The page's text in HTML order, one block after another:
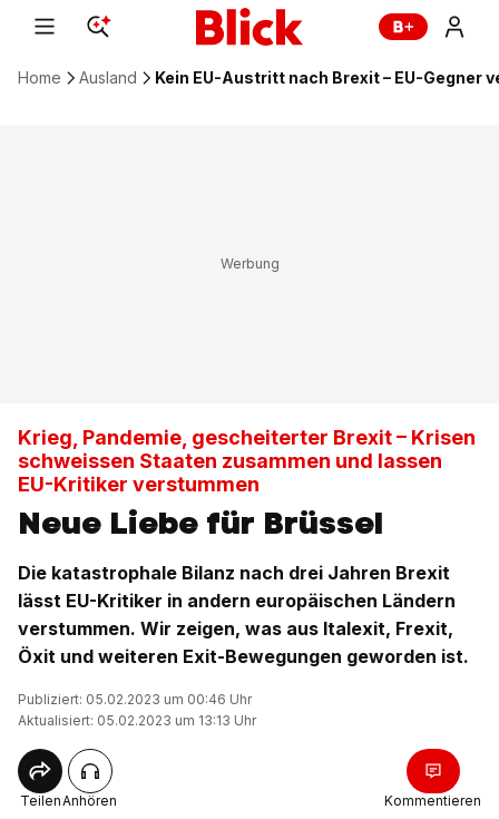
Home Ausland Kein EU-Austritt nach Brexit – EU-Gegner
Krieg, Pandemie, gescheiterter Brexit – Krisen
schweissen Staaten zusammen und lassen
EU-Kritiker verstummen
Neue Liebe für Brüssel
Die katastrophale Bilanz nach drei Jahren Brexit
lässt EU-Kritiker in andern europäischen Ländern
verstummen. Wir zeigen, was aus Italexit, Frexit,
Öxit und weiteren Exit-Bewegungen geworden ist.
Publiziert: 05.02.2023 um 00:46 Uhr
Aktualisiert: 05.02.2023 um 13:13 Uhr
TeilenAnhören Kommentieren